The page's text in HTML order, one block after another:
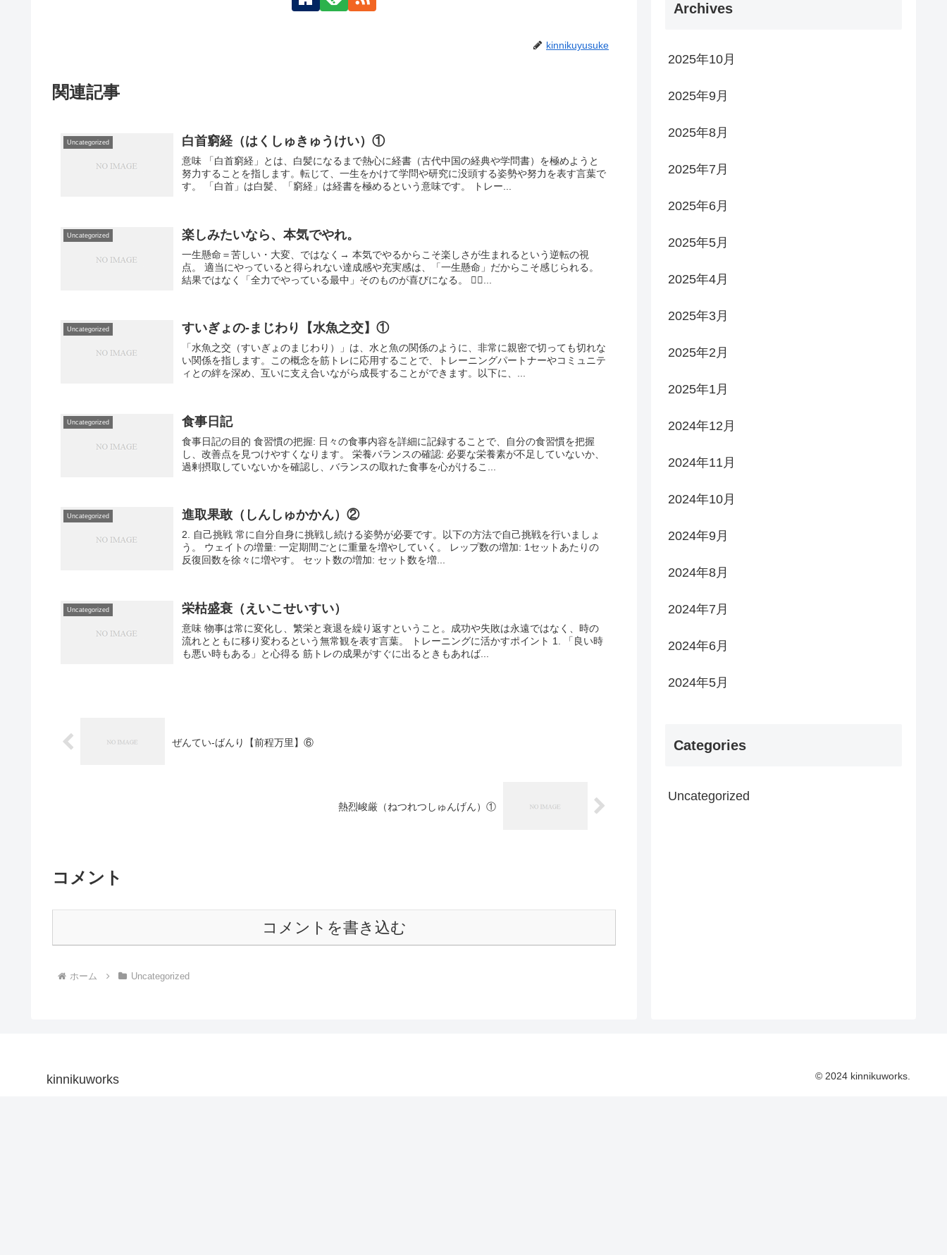
kinnikuyusuke
関連記事
Uncategorized 白首窮経（はくしゅきゅうけい）①
意味 「白首窮経」とは、白髪になるまで熱心に経書（古代中国の経典や学問書）を極めようと
努力することを指します。転じて、一生をかけて学問や研究に没頭する姿勢や努力を表す言葉で
す。 「白首」は白髪、「窮経」は経書を極めるという意味です。 トレー...
Uncategorized 楽しみたいなら、本気でやれ。
一生懸命＝苦しい・大変、ではなく→ 本気でやるからこそ楽しさが生まれるという逆転の視
点。 適当にやっていると得られない達成感や充実感は、「一生懸命」だからこそ感じられる。
結果ではなく「全力でやっている最中」そのものが喜びになる。 🏋️‍♂...
Uncategorized すいぎょの-まじわり【水魚之交】①
「水魚之交（すいぎょのまじわり）」は、水と魚の関係のように、非常に親密で切っても切れな
い関係を指します。この概念を筋トレに応用することで、トレーニングパートナーやコミュニテ
ィとの絆を深め、互いに支え合いながら成長することができます。以下に、...
Uncategorized 食事日記
食事日記の目的 食習慣の把握: 日々の食事内容を詳細に記録することで、自分の食習慣を把握
し、改善点を見つけやすくなります。 栄養バランスの確認: 必要な栄養素が不足していないか、
過剰摂取していないかを確認し、バランスの取れた食事を心がけるこ...
Uncategorized 進取果敢（しんしゅかかん）②
2. 自己挑戦 常に自分自身に挑戦し続ける姿勢が必要です。以下の方法で自己挑戦を行いましょ
う。 ウェイトの増量: 一定期間ごとに重量を増やしていく。 レップ数の増加: 1セットあたりの
反復回数を徐々に増やす。 セット数の増加: セット数を増...
Uncategorized 栄枯盛衰（えいこせいすい）
意味 物事は常に変化し、繁栄と衰退を繰り返すということ。成功や失敗は永遠ではなく、時の
流れとともに移り変わるという無常観を表す言葉。 トレーニングに活かすポイント 1. 「良い時
も悪い時もある」と心得る 筋トレの成果がすぐに出るときもあれば...
ぜんてい-ばんり【前程万里】⑥
熱烈峻厳（ねつれつしゅんげん）①
コメント
コメントを書き込む
ホーム Uncategorized
Archives
2025年10月
2025年9月
2025年8月
2025年7月
2025年6月
2025年5月
2025年4月
2025年3月
2025年2月
2025年1月
2024年12月
2024年11月
2024年10月
2024年9月
2024年8月
2024年7月
2024年6月
2024年5月
Categories
Uncategorized
kinnikuworks © 2024 kinnikuworks.